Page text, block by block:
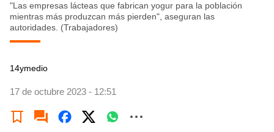
"Las empresas lácteas que fabrican yogur para la población
mientras más produzcan más pierden", aseguran las
autoridades. (Trabajadores)
14ymedio
17 de octubre 2023 - 12:51